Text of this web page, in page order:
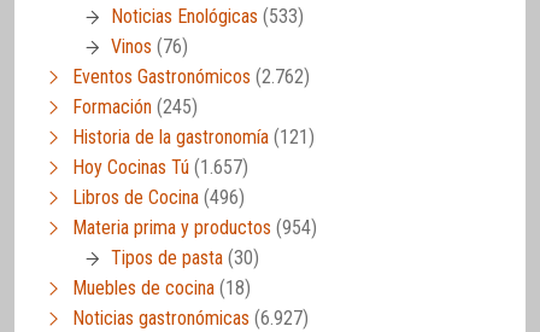
Noticias Enológicas (533)
Vinos (76)
Eventos Gastronómicos (2.762)
Formación (245)
Historia de la gastronomía (121)
Hoy Cocinas Tú (1.657)
Libros de Cocina (496)
Materia prima y productos (954)
Tipos de pasta (30)
Muebles de cocina (18)
Noticias gastronómicas (6.927)